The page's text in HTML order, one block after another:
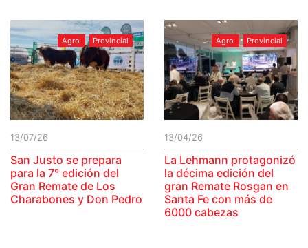
Agro Provincial
13/07/26
San Justo se prepara
para la 7° edición del
Gran Remate de Los
Charabones y Don Pedro
Agro Provincial
13/04/26
La Lehmann protagonizó
la décima edición del
gran Remate Rosgan en
Santa Fe con más de
6000 cabezas